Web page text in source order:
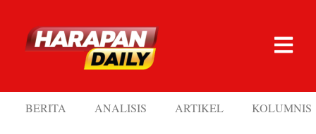
BERITA ANALISIS ARTIKEL KOLUMNIS